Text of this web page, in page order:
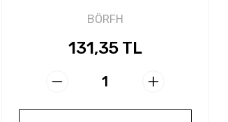
BÖRFH
131,35 TL